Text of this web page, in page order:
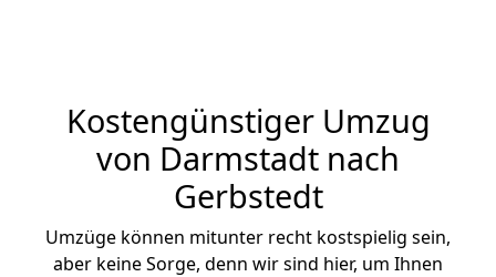
Kostengünstiger Umzug
von Darmstadt nach
Gerbstedt
Umzüge können mitunter recht kostspielig sein,
aber keine Sorge, denn wir sind hier, um Ihnen